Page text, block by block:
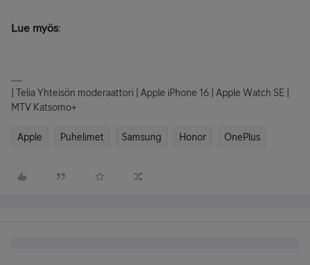
Lue myös:
| Telia Yhteisön moderaattori | Apple iPhone 16 | Apple Watch SE |
MTV Katsomo+
Apple Puhelimet Samsung Honor OnePlus